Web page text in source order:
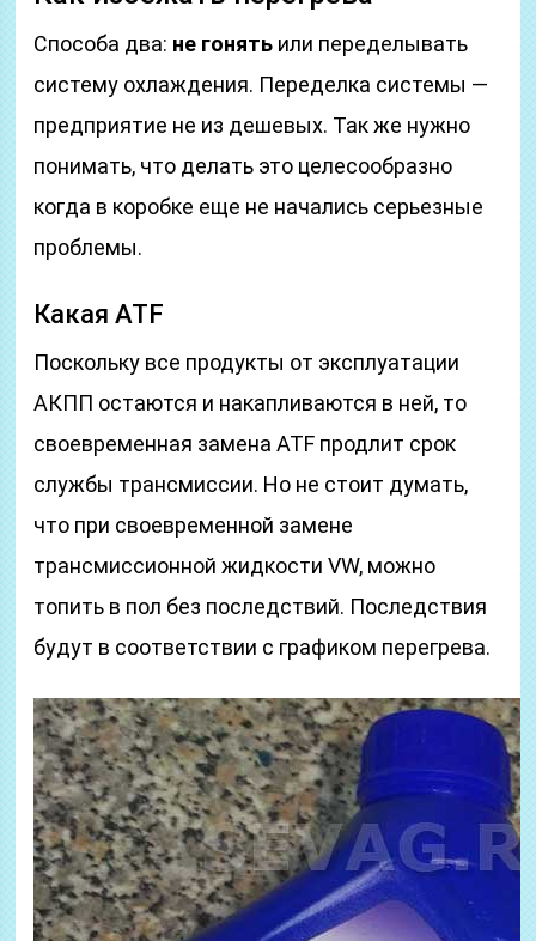
Способа два: не гонять или переделывать
систему охлаждения. Переделка системы —
предприятие не из дешевых. Так же нужно
понимать, что делать это целесообразно
когда в коробке еще не начались серьезные
проблемы.
Какая ATF
Поскольку все продукты от эксплуатации
АКПП остаются и накапливаются в ней, то
своевременная замена ATF продлит срок
службы трансмиссии. Но не стоит думать,
что при своевременной замене
трансмиссионной жидкости VW, можно
топить в пол без последствий. Последствия
будут в соответствии с графиком перегрева.